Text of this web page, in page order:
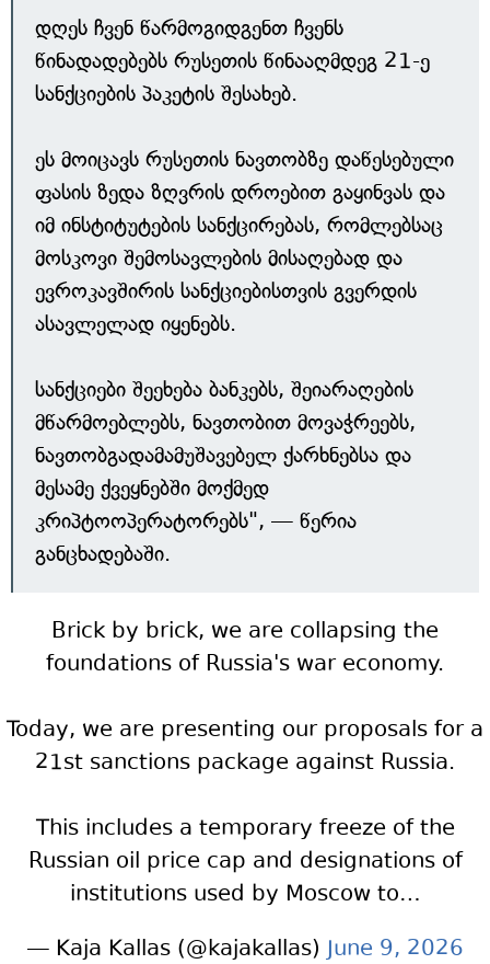
დღეს ჩვენ წარმოგიდგენთ ჩვენს
წინადადებებს რუსეთის წინააღმდეგ 21-ე
სანქციების პაკეტის შესახებ.
ეს მოიცავს რუსეთის ნავთობზე დაწესებული
ფასის ზედა ზღვრის დროებით გაყინვას და
იმ ინსტიტუტების სანქცირებას, რომლებსაც
მოსკოვი შემოსავლების მისაღებად და
ევროკავშირის სანქციებისთვის გვერდის
ასავლელად იყენებს.
სანქციები შეეხება ბანკებს, შეიარაღების
მწარმოებლებს, ნავთობით მოვაჭრეებს,
ნავთობგადამამუშავებელ ქარხნებსა და
მესამე ქვეყნებში მოქმედ
კრიპტოოპერატორებს", — წერია
განცხადებაში.
Brick by brick, we are collapsing the
foundations of Russia's war economy.
Today, we are presenting our proposals for a
21st sanctions package against Russia.
This includes a temporary freeze of the
Russian oil price cap and designations of
institutions used by Moscow to…
— Kaja Kallas (@kajakallas) June 9, 2026